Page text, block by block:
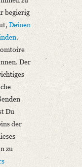
begierig
Deinen
.
Der
Du
der
zu